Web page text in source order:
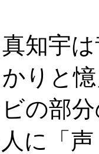
宇は
と憶
部分
「声